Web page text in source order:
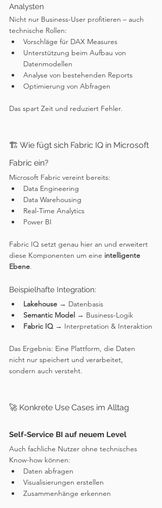
Analysten
Nicht nur Business-User profitieren – auch
technische Rollen:
Vorschläge für DAX Measures
Unterstützung beim Aufbau von
Datenmodellen
Analyse von bestehenden Reports
Optimierung von Abfragen
Das spart Zeit und reduziert Fehler.
🏗 Wie fügt sich Fabric IQ in Microsoft
Fabric ein?
Microsoft Fabric vereint bereits:
Data Engineering
Data Warehousing
Real-Time Analytics
Power BI
Fabric IQ setzt genau hier an und erweitert
diese Komponenten um eine intelligente
Ebene.
Beispielhafte Integration:
Lakehouse → Datenbasis
Semantic Model → Business-Logik
Fabric IQ → Interpretation & Interaktion
Das Ergebnis: Eine Plattform, die Daten
nicht nur speichert und verarbeitet,
sondern auch versteht.
🚀 Konkrete Use Cases im Alltag
Self-Service BI auf neuem Level
Auch fachliche Nutzer ohne technisches
Know-how können:
Daten abfragen
Visualisierungen erstellen
Zusammenhänge erkennen